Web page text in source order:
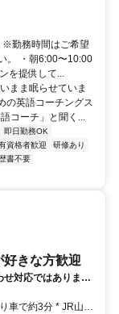
※勤務時間はご希望
。 ・朝6:00〜10:00
を提供して...
まま眠らせていま
の英語コーチングス
コーチ」と聞く...
即日勤務OK
資格者歓迎
研修あり
書不要
きな方歓迎
せ対応ではありませ